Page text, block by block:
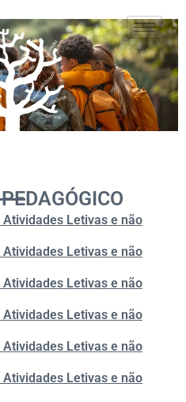
Letivas e não
Letivas e não
Letivas e não
Letivas e não
Letivas e não
Letivas e não